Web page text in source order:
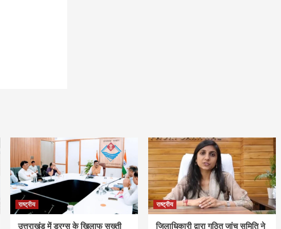
राष्ट्रीय
उत्तराखंड में ड्रग्स के खिलाफ सख्ती
राष्ट्रीय
जिलाधिकारी द्वारा गठित जांच समिति ने